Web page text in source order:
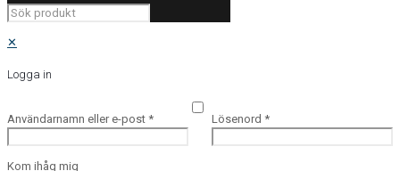
✕
Logga in
Användarnamn eller e-post * Lösenord *
Kom ihåg mig